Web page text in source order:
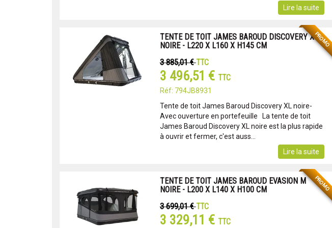
Lire la suite
PROMO
TENTE DE TOIT JAMES BAROUD DISCOVERY XL
NOIRE - L220 X L160 X H145 CM
3 885,01 €TTC
3 496,51 € TTC
Réf: 794JB8931
Tente de toit James Baroud Discovery XL noire-
Avec ouverture en portefeuille La tente de toit
James Baroud Discovery XL noire est la plus rapide
à ouvrir et fermer, c'est auss...
Lire la suite
PROMO
TENTE DE TOIT JAMES BAROUD EVASION M
NOIRE - L200 X L140 X H100 CM
3 699,01 €TTC
3 329,11 € TTC